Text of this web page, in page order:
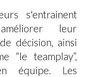
s'entrainent
leur
décision, ainsi
“le teamplay”,
équipe. Les